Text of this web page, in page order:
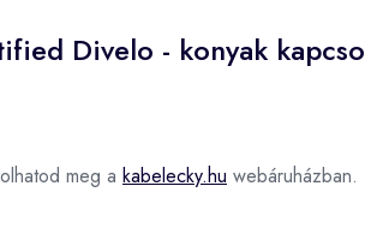
Divelo - konyak
meg a kabelecky.hu webáruházban.